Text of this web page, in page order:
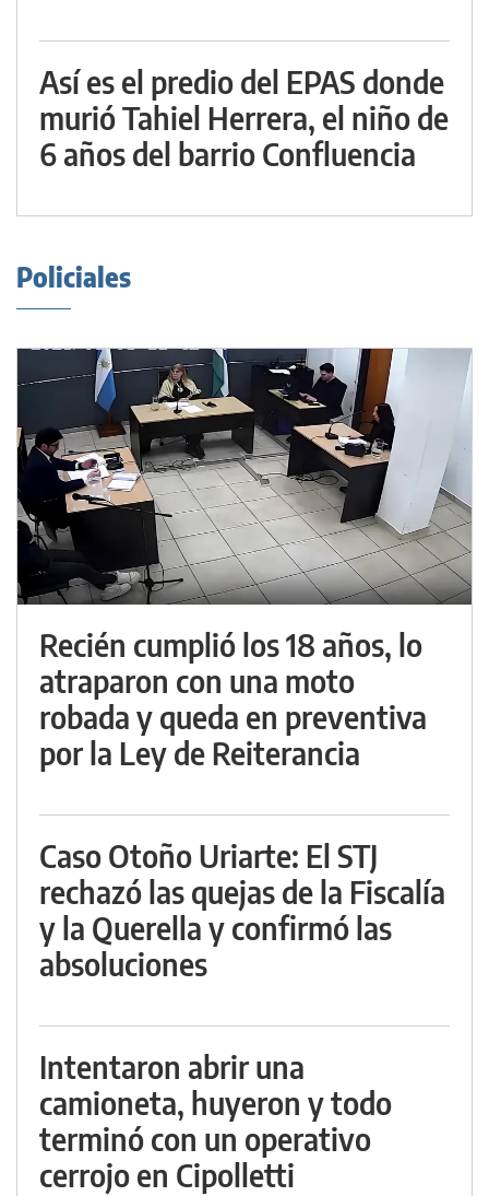
Así es el predio del EPAS donde
murió Tahiel Herrera, el niño de
6 años del barrio Confluencia
Policiales
Recién cumplió los 18 años, lo
atraparon con una moto
robada y queda en preventiva
por la Ley de Reiterancia
Caso Otoño Uriarte: El STJ
rechazó las quejas de la Fiscalía
y la Querella y confirmó las
absoluciones
Intentaron abrir una
camioneta, huyeron y todo
terminó con un operativo
cerrojo en Cipolletti